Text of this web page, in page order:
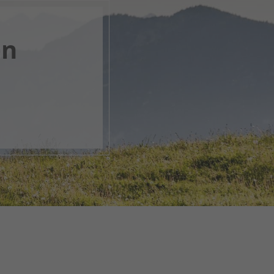
öffne